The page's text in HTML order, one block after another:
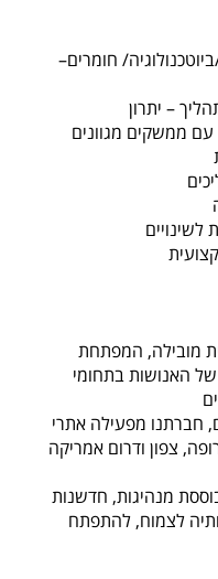
חומרים–
מובילה, המפתחת
של האנושות בתחומי
העולם, חברתנו מפעילה אתרי
צפון ודרום אמריקה
מנהיגות, חדשנות
לצמוח, להתפתח